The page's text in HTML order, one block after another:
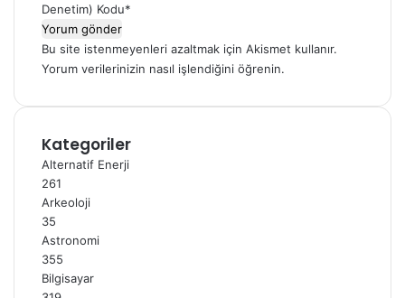
Denetim) Kodu*
Bu site istenmeyenleri azaltmak için Akismet kullanır.
Yorum verilerinizin nasıl işlendiğini öğrenin.
Kategoriler
Alternatif Enerji
261
Arkeoloji
35
Astronomi
355
Bilgisayar